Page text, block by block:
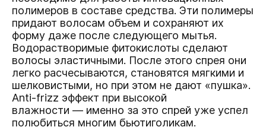
полимеров в составе средства. Эти полимеры
придают волосам объем и сохраняют их
форму даже после следующего мытья.
Водорастворимые фитокислоты сделают
волосы эластичными. После этого спрея они
легко расчесываются, становятся мягкими и
шелковистыми, но при этом не дают «пушка».
Anti-frizz эффект при высокой
влажности — именно за это спрей уже успел
полюбиться многим бьютиголикам.